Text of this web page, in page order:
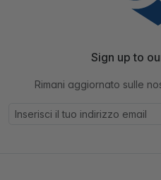
Sign up to
Rimani aggiornato sulle